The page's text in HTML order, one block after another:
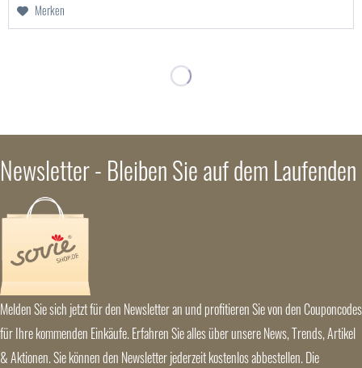
Merken
Newsletter - Bleiben Sie auf dem Laufenden
Melden Sie sich jetzt für den Newsletter an und profitieren Sie von den Couponcodes
für Ihre kommenden Einkäufe. Erfahren Sie alles über unsere News, Trends, Artikel
& Aktionen. Sie können den Newsletter jederzeit kostenlos abbestellen. Die